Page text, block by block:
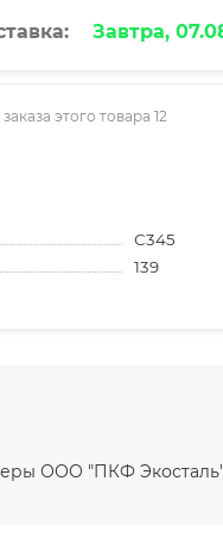
Завтра,
этого товара 12
С345
139
ООО "ПКФ